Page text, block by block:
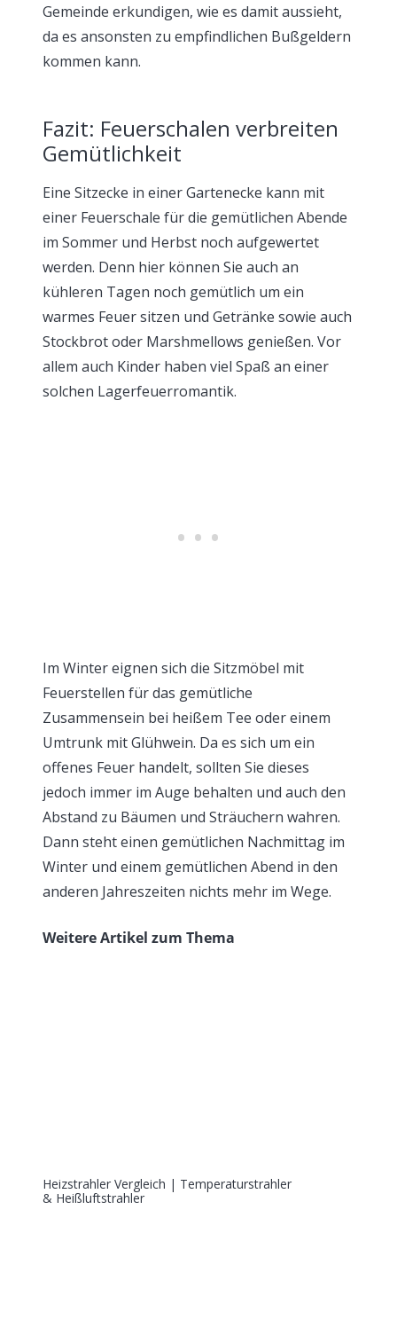
Gemeinde erkundigen, wie es damit aussieht,
da es ansonsten zu empfindlichen Bußgeldern
kommen kann.
Fazit: Feuerschalen verbreiten
Gemütlichkeit
Eine Sitzecke in einer Gartenecke kann mit
einer Feuerschale für die gemütlichen Abende
im Sommer und Herbst noch aufgewertet
werden. Denn hier können Sie auch an
kühleren Tagen noch gemütlich um ein
warmes Feuer sitzen und Getränke sowie auch
Stockbrot oder Marshmellows genießen. Vor
allem auch Kinder haben viel Spaß an einer
solchen Lagerfeuerromantik.
Im Winter eignen sich die Sitzmöbel mit
Feuerstellen für das gemütliche
Zusammensein bei heißem Tee oder einem
Umtrunk mit Glühwein. Da es sich um ein
offenes Feuer handelt, sollten Sie dieses
jedoch immer im Auge behalten und auch den
Abstand zu Bäumen und Sträuchern wahren.
Dann steht einen gemütlichen Nachmittag im
Winter und einem gemütlichen Abend in den
anderen Jahreszeiten nichts mehr im Wege.
Weitere Artikel zum Thema
Heizstrahler Vergleich | Temperaturstrahler
& Heißluftstrahler